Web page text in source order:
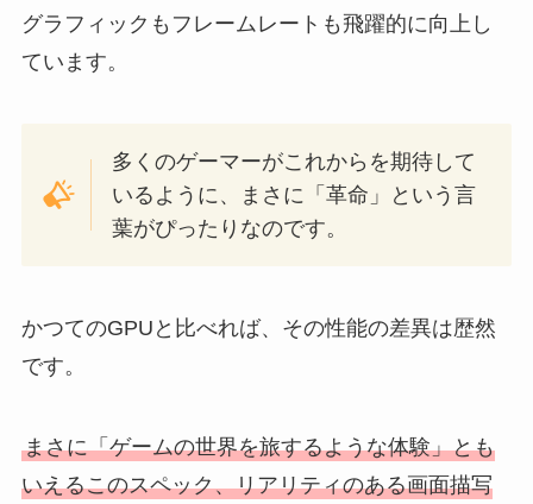
グラフィックもフレームレートも飛躍的に向上し
ています。
多くのゲーマーがこれからを期待して
いるように、まさに「革命」という言
葉がぴったりなのです。
かつてのGPUと比べれば、その性能の差異は歴然
です。
まさに「ゲームの世界を旅するような体験」とも
いえるこのスペック、リアリティのある画面描写